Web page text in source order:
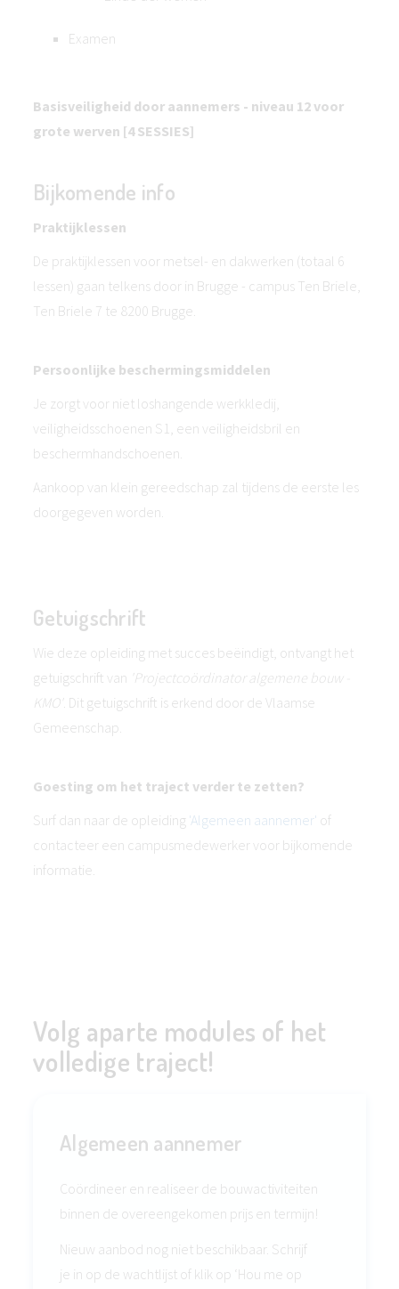
Examen
Basisveiligheid door aannemers - niveau 12 voor
grote werven [4 SESSIES]
Bijkomende info
Praktijklessen
De praktijklessen voor metsel- en dakwerken (totaal 6
lessen) gaan telkens door in Brugge - campus Ten Briele,
Ten Briele 7 te 8200 Brugge.
Persoonlijke beschermingsmiddelen
Je zorgt voor niet loshangende werkkledij,
veiligheidsschoenen S1, een veiligheidsbril en
beschermhandschoenen.
Aankoop van klein gereedschap zal tijdens de eerste les
doorgegeven worden.
Getuigschrift
Wie deze opleiding met succes beëindigt, ontvangt het
getuigschrift van 'Projectcoördinator algemene bouw -
KMO'. Dit getuigschrift is erkend door de Vlaamse
Gemeenschap.
Goesting om het traject verder te zetten?
Surf dan naar de opleiding 'Algemeen aannemer' of
contacteer een campusmedewerker voor bijkomende
informatie.
Volg aparte modules of het
volledige traject!
Algemeen aannemer
Coördineer en realiseer de bouwactiviteiten
binnen de overeengekomen prijs en termijn!
Nieuw aanbod nog niet beschikbaar. Schrijf
je in op de wachtlijst of klik op ‘Hou me op